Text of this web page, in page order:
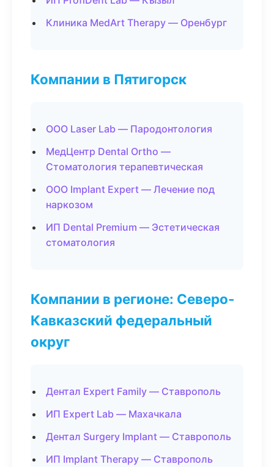
Клиника MedArt Therapy — Оренбург
Компании в Пятигорск
ООО Laser Lab — Пародонтология
МедЦентр Dental Ortho —
Стоматология терапевтическая
ООО Implant Expert — Лечение под
наркозом
ИП Dental Premium — Эстетическая
стоматология
Компании в регионе: Северо-
Кавказский федеральный
округ
Дентал Expert Family — Ставрополь
ИП Expert Lab — Махачкала
Дентал Surgery Implant — Ставрополь
ИП Implant Therapy — Ставрополь